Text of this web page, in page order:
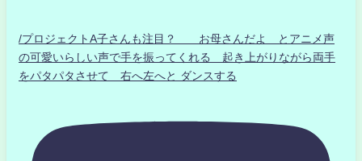
/プロジェクトA子さんも注目？ お母さんだよ とアニメ声
の可愛いらしい声で手を振ってくれる 起き上がりながら両手
をパタパタさせて 右へ左へと ダンスする